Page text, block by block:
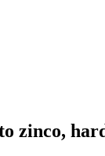
zinco,